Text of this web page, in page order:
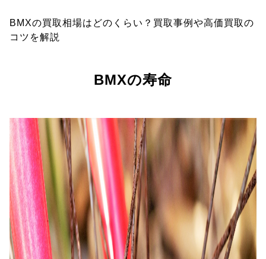
BMXの買取相場はどのくらい？買取事例や高価買取の
コツを解説
BMXの寿命